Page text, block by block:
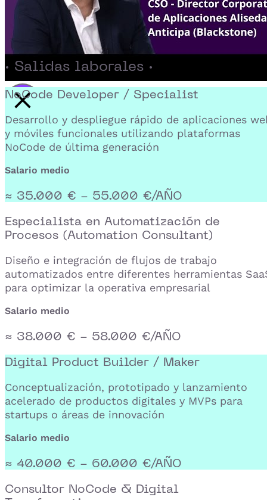
Activar reproducción del video
· Salidas laborales ·
NoCode Developer / Specialist
Desarrollo y despliegue rápido de aplicaciones
y móviles funcionales utilizando plataformas
NoCode de última generación
Salario medio
≈ 35.000 € - 55.000 €/AÑO
Especialista en Automatización de
Procesos (Automation Consultant)
Diseño e integración de flujos de trabajo
automatizados entre diferentes herramientas
para optimizar la operativa empresarial
Salario medio
≈ 38.000 € - 58.000 €/AÑO
Digital Product Builder / Maker
Conceptualización, prototipado y lanzamiento
acelerado de productos digitales y MVPs para
startups o áreas de innovación
Salario medio
≈ 40.000 € - 60.000 €/AÑO
Consultor NoCode & Digital